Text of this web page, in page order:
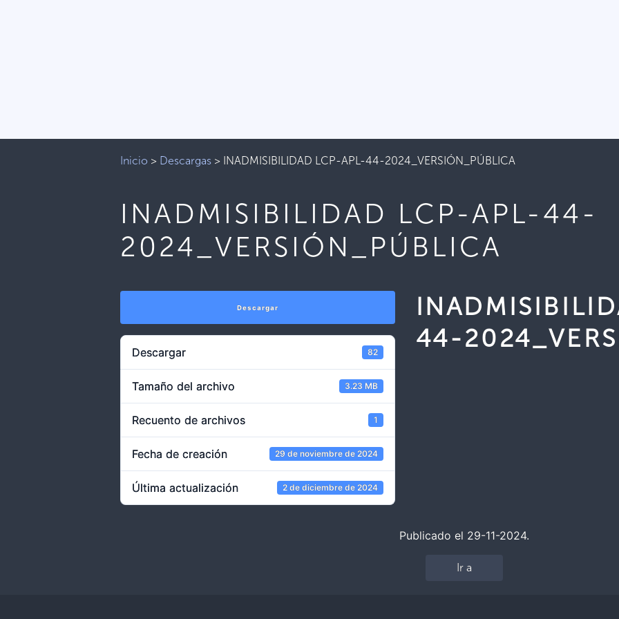
Inicio > Descargas > INADMISIBILIDAD LCP-APL-44-2024_VERSIÓN_PÚBLICA
INADMISIBILIDAD LCP-APL-44-
2024_VERSIÓN_PÚBLICA
Descargar
Descargar 82
Tamaño del archivo 3.23 MB
Recuento de archivos 1
Fecha de creación 29 de noviembre de 2024
Última actualización 2 de diciembre de 2024
44-
Publicado el 29-11-2024.
Ir a